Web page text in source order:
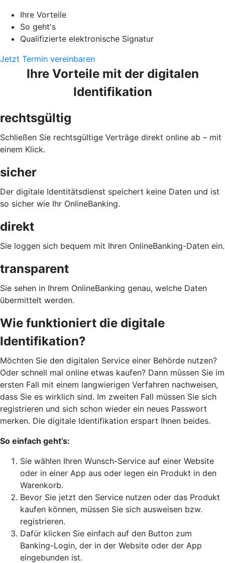
Ihre Vorteile
So geht's
Qualifizierte elektronische Signatur
Jetzt Termin vereinbaren
Ihre Vorteile mit der digitalen
Identifikation
rechtsgültig
Schließen Sie rechtsgültige Verträge direkt online ab – mit
einem Klick.
sicher
Der digitale Identitätsdienst speichert keine Daten und ist
so sicher wie Ihr OnlineBanking.
direkt
Sie loggen sich bequem mit Ihren OnlineBanking-Daten ein.
transparent
Sie sehen in Ihrem OnlineBanking genau, welche Daten
übermittelt werden.
Wie funktioniert die digitale
Identifikation?
Möchten Sie den digitalen Service einer Behörde nutzen?
Oder schnell mal online etwas kaufen? Dann müssen Sie im
ersten Fall mit einem langwierigen Verfahren nachweisen,
dass Sie es wirklich sind. Im zweiten Fall müssen Sie sich
registrieren und sich schon wieder ein neues Passwort
merken. Die digitale Identifikation erspart Ihnen beides.
So einfach geht’s:
Sie wählen Ihren Wunsch-Service auf einer Website
oder in einer App aus oder legen ein Produkt in den
Warenkorb.
Bevor Sie jetzt den Service nutzen oder das Produkt
kaufen können, müssen Sie sich ausweisen bzw.
registrieren.
Dafür klicken Sie einfach auf den Button zum
Banking-Login, der in der Website oder der App
eingebunden ist.